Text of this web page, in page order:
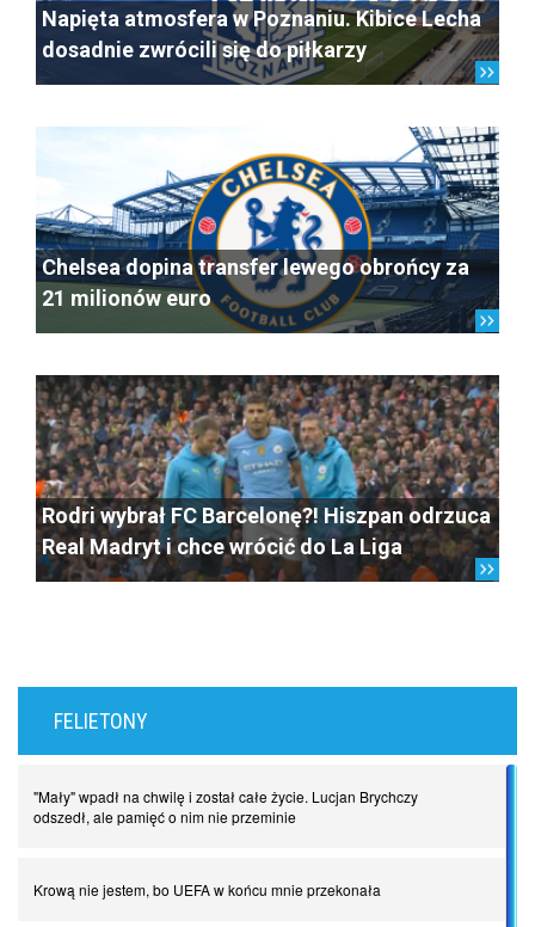
Napięta atmosfera w Poznaniu. Kibice Lecha
dosadnie zwrócili się do piłkarzy
Chelsea dopina transfer lewego obrońcy za
21 milionów euro
Rodri wybrał FC Barcelonę?! Hiszpan odrzuca
Real Madryt i chce wrócić do La Liga
FELIETONY
"Mały" wpadł na chwilę i został całe życie. Lucjan Brychczy
odszedł, ale pamięć o nim nie przeminie
Krową nie jestem, bo UEFA w końcu mnie przekonała